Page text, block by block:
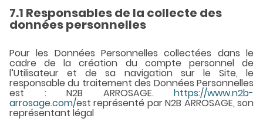
7.1 Responsables de la collecte des
données personnelles
Pour les Données Personnelles collectées dans le
cadre de la création du compte personnel de
l’Utilisateur et de sa navigation sur le Site, le
responsable du traitement des Données Personnelles
est : N2B ARROSAGE. https://www.n2b-
arrosage.com/est représenté par N2B ARROSAGE, son
représentant légal